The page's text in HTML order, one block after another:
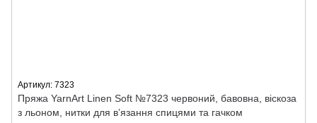
Артикул: 7323
Пряжа YarnArt Linen Soft №7323 червоний, бавовна, віскоза
з льоном, нитки для вʼязання спицями та гачком